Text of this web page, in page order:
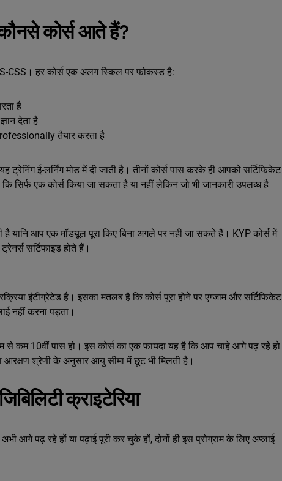
कोर्स आते हैं?
CSS। हर कोर्स एक अलग स्किल पर फोकस्ड है:
है
देता है
तैयार करता है
ई-लर्निंग मोड में दी जाती है। तीनों कोर्स पास करके ही आपको सर्टिफिकेट
सिर्फ एक कोर्स किया जा सकता है या नहीं लेकिन जो भी जानकारी उपलब्ध है
यानि आप एक मॉडयूल पूरा किए बिना अगले पर नहीं जा सकते हैं। KYP कोर्स में
सर्टिफाइड होते हैं।
इंटीग्रेटेड है। इसका मतलब है कि कोर्स पूरा होने पर एग्जाम और सर्टिफिकेट
नहीं करना पड़ता।
कम 10वीं पास हो। इस कोर्स का एक फायदा यह है कि आप चाहे आगे पढ़ रहे हो
श्रेणी के अनुसार आयु सीमा में छूट भी मिलती है।
क्राइटेरिया
आगे पढ़ रहे हों या पढ़ाई पूरी कर चुके हों, दोनों ही इस प्रोग्राम के लिए अप्लाई